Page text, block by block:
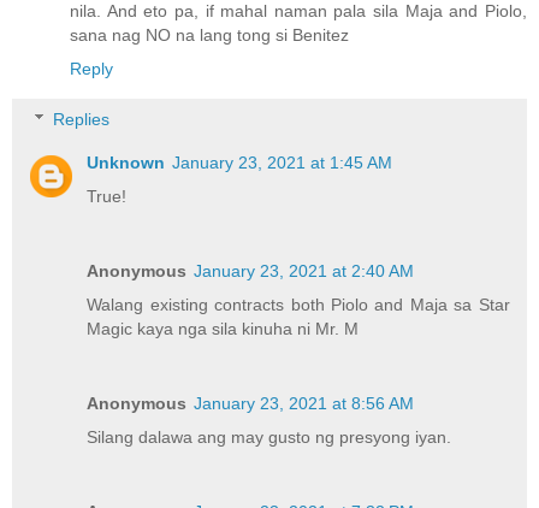
nila. And eto pa, if mahal naman pala sila Maja and Piolo,
sana nag NO na lang tong si Benitez
Reply
Replies
Unknown January 23, 2021 at 1:45 AM
True!
Anonymous January 23, 2021 at 2:40 AM
Walang existing contracts both Piolo and Maja sa Star
Magic kaya nga sila kinuha ni Mr. M
Anonymous January 23, 2021 at 8:56 AM
Silang dalawa ang may gusto ng presyong iyan.